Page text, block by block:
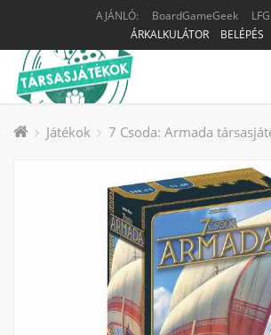
AJÁNLÓ: BoardGameGeek
ÁRKALKULÁTOR
BELÉPÉS
Játékok 7 Csoda: Armada